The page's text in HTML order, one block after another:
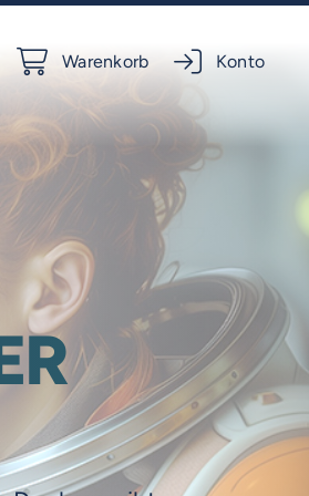
Warenkorb Konto